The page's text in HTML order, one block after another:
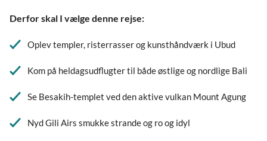
Derfor skal I vælge denne rejse:
Oplev templer, risterrasser og kunsthåndværk i Ubud
Kom på heldagsudflugter til både østlige og nordlige Bali
Se Besakih-templet ved den aktive vulkan Mount Agung
Nyd Gili Airs smukke strande og ro og idyl